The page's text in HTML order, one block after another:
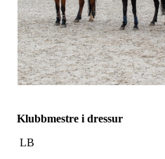
Klubbmestre i dressur
LB